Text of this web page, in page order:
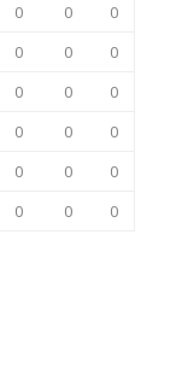
0 0
0
0 0
0
0 0
0
0 0
0
0 0
0
0 0 0